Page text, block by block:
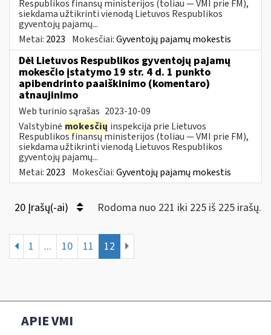
Respublikos finansų ministerijos (toliau — VMI prie FM),
siekdama užtikrinti vienodą Lietuvos Respublikos
gyventojų pajamų...
Metai: 2023 Mokesčiai:Gyventojų pajamų mokestis
Dėl Lietuvos Respublikos gyventojų pajamų
mokesčio įstatymo 19 str. 4 d. 1 punkto
apibendrinto paaiškinimo (komentaro)
atnaujinimo
Web turinio sąrašas 2023-10-09
Valstybinė mokesčių inspekcija prie Lietuvos
Respublikos finansų ministerijos (toliau — VMI prie FM),
siekdama užtikrinti vienodą Lietuvos Respublikos
gyventojų pajamų...
Metai: 2023 Mokesčiai:Gyventojų pajamų mokestis
20 Įrašų(-ai) Rodoma nuo 221 iki 225 iš 225 irašų.
1 ... 10 11 12
APIE VMI